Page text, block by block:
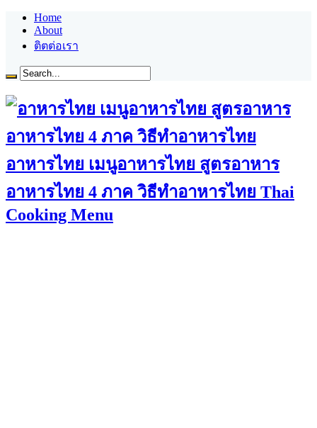
Home
About
ติตต่อเรา
อาหารไทย เมนูอาหารไทย สูตรอาหาร
อาหารไทย 4 ภาค วิธีทำอาหารไทย Thai
Cooking Menu